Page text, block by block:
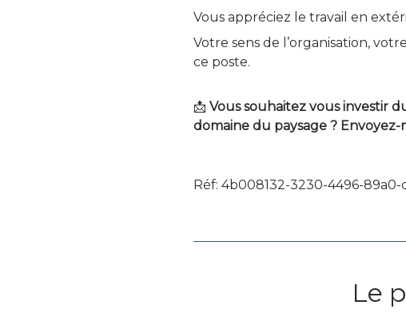
Vous appréciez le travail en
Votre sens de l’organisation,
ce poste.
📩 Vous souhaitez vous investir
domaine du paysage ?
Réf: 4b008132-3230-4496-
Le